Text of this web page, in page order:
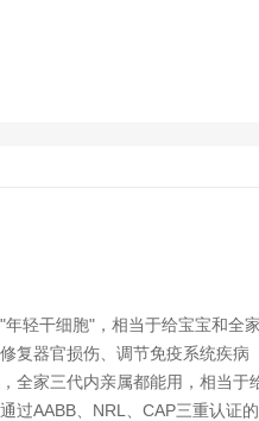
轻干细胞"，相当于给宝宝和
复器官损伤、调节免疫系统疾
全家三代内亲属都能用，相当
过AABB、NRL、CAP三重认证